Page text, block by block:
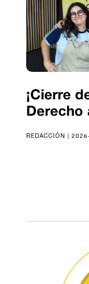
¡Cierre
Derecho
REDACCIÓN |